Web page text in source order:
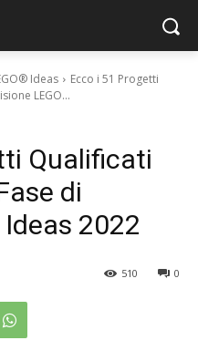
Ideas
Ecco i 51 Progetti
LEGO...
Qualificati
di
Ideas 2022
0
510